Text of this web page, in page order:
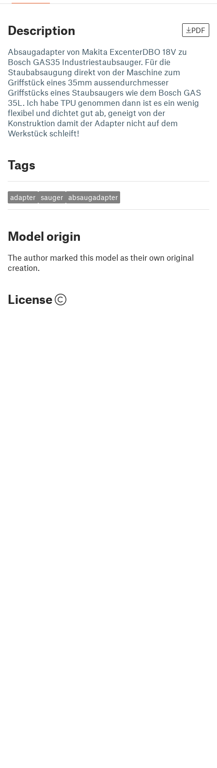
Description PDF
Absaugadapter von Makita ExcenterDBO 18V zu
Bosch GAS35 Industriestaubsauger. Für die
Staubabsaugung direkt von der Maschine zum
Griffstück eines 35mm aussendurchmesser
Griffstücks eines Staubsaugers wie dem Bosch GAS
35L. Ich habe TPU genommen dann ist es ein wenig
flexibel und dichtet gut ab, geneigt von der
Konstruktion damit der Adapter nicht auf dem
Werkstück schleift!
Tags
adapter sauger absaugadapter
Model origin
The author marked this model as their own original
creation.
License